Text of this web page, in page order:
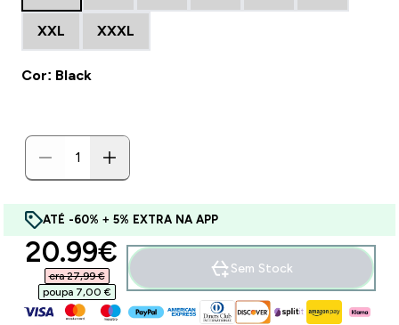
XXL XXXL
Cor: Black
ATÉ -60% + 5% EXTRA NA APP
discounted price
20.99€‎
era 27,99 €‎
poupa 7,00 €‎
Sem Stock